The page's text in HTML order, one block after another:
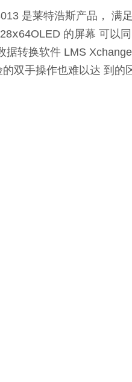
是莱特浩斯产品， 满
的屏幕 可以
转换软件 LMS
双手操作也难以达 到的